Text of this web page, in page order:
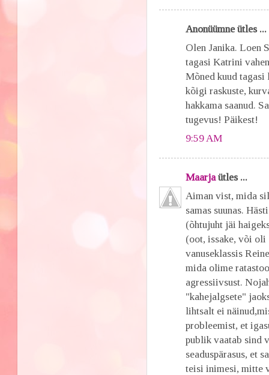
Anonüümne ütles ...
Olen Janika. Loen
tagasi Katrini
Mõned kuud
kõigi raskuste,
hakkama saanud.
tugevus! Päikest!
9:59 AM
Maarjaütles ...
Aiman vist, mida
samas suunas.
(õhtujuht jäi
(oot, issake, või oli
vanuseklassis
mida olime
agressiivsust.
"kahejalgsete"
lihtsalt ei
probleemist, et
publik vaatab sind
seaduspärasus, et
teisi inimesi, mitte